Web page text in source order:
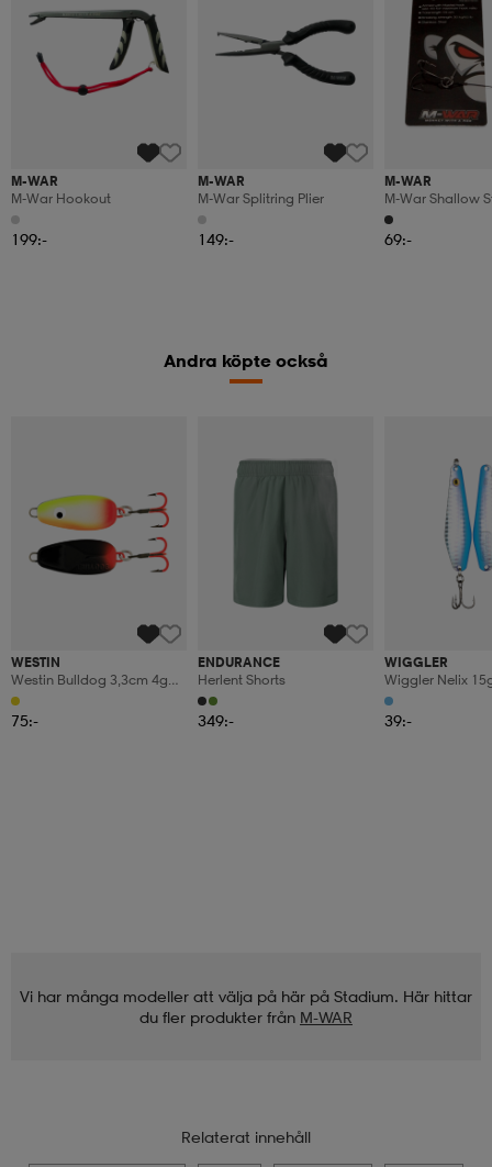
M-WAR
M-War Hookout
199:-
M-WAR
M-War Splitring Plier
149:-
M-WAR
M-War Shallow
Tackle Single 1/0
69:-
Andra köpte också
WESTIN
Westin Bulldog 3,3cm 4g
Orange/chartreuse Glow
(ultimate)
75:-
ENDURANCE
Herlent Shorts
349:-
WIGGLER
Wiggler Nelix
Trout's Favorite
39:-
Vi har många modeller att välja på här på Stadium. Här hittar
du fler produkter från M-WAR
Relaterat innehåll